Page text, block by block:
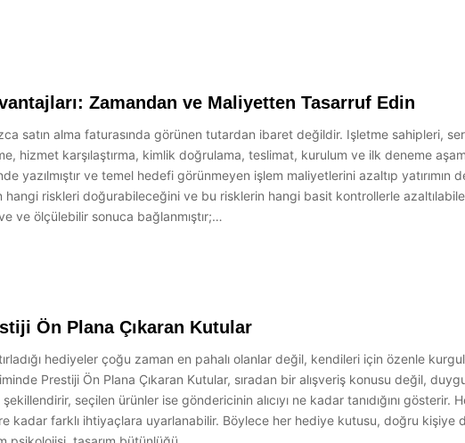
Zamandan ve Maliyetten Tasarruf Edin
satın alma faturasında görünen tutardan ibaret değildir. Işletme sahipleri,
hizmet karşılaştırma, kimlik doğrulama, teslimat, kurulum ve ilk deneme
yazılmıştır ve temel hedefi görünmeyen işlem maliyetlerini azaltıp
hangi riskleri doğurabileceğini ve bu risklerin hangi basit kontrollerle
ve ölçülebilir sonuca bağlanmıştır;…
Ön Plana Çıkaran Kutular
hediyeler çoğu zaman en pahalı olanlar değil, kendileri için özenle
Prestiji Ön Plana Çıkaran Kutular, sıradan bir alışveriş konusu değil,
şekillendirir, seçilen ürünler ise göndericinin alıcıyı ne kadar tanıdığını
kadar farklı ihtiyaçlara uyarlanabilir. Böylece her hediye kutusu, doğru kişiye